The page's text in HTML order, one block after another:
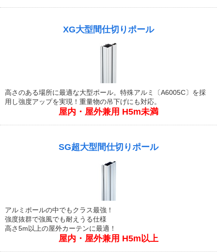
XG大型間仕切りポール
高さのある場所に最適な大型ポール。特殊アルミ〔A6005C〕を採
用し強度アップを実現！重量物の吊下げにも対応。
屋内・屋外兼用 H5m未満
SG超大型間仕切りポール
アルミポールの中でもクラス最強！
強度抜群で強風でも耐えうる仕様
高さ5m以上の屋外カーテンに最適！
屋内・屋外兼用 H5m以上